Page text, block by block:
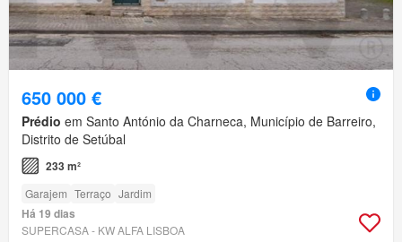
650 000 €
Prédio em Santo António da Charneca, Município de Barreiro,
Distrito de Setúbal
233 m²
Garajem Terraço Jardim
Há 19 dias
SUPERCASA - KW ALFA LISBOA